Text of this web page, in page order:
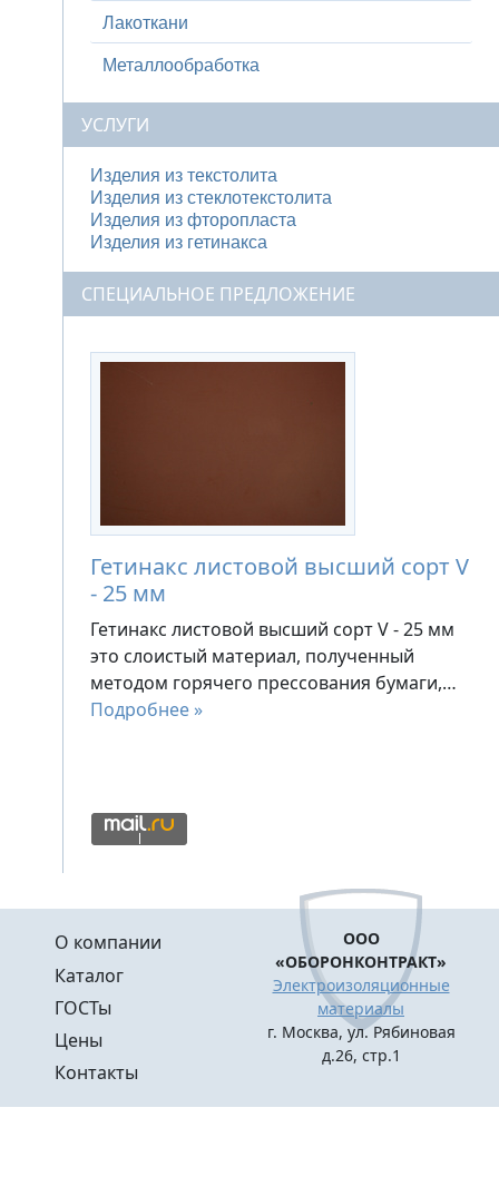
Лакоткани
Металлообработка
УСЛУГИ
Изделия из текстолита
Изделия из стеклотекстолита
Изделия из фторопласта
Изделия из гетинакса
СПЕЦИАЛЬНОЕ ПРЕДЛОЖЕНИЕ
Гетинакс листовой высший сорт V
- 25 мм
Гетинакс листовой высший сорт V - 25 мм
это слоистый материал, полученный
методом горячего прессования бумаги,…
Подробнее »
Меню в подвале
О компании
Каталог
ГОСТы
Цены
Контакты
ООО
«ОБОРОНКОНТРАКТ»
Электроизоляционные
материалы
г. Москва, ул. Рябиновая
д.26, стр.1